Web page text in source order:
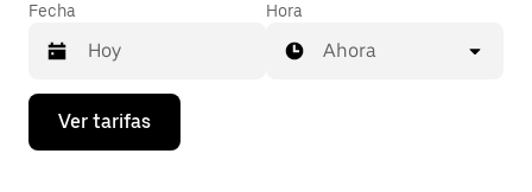
Fecha
Presiona
flecha
Hora
Ahora
Ver tarifas